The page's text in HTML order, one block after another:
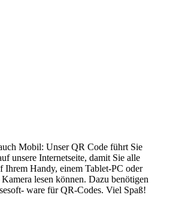
Mobil: Unser QR Code führt Sie
unsere Internetseite, damit Sie alle
Ihrem Handy, einem Tablet-PC oder
lesen können. Dazu benötigen
ware für QR-Codes. Viel Spaß!